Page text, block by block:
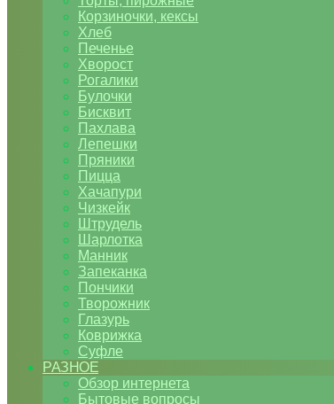
Корзиночки, кексы
Хлеб
Печенье
Хворост
Рогалики
Булочки
Бисквит
Пахлава
Лепешки
Пряники
Пицца
Хачапури
Чизкейк
Штрудель
Шарлотка
Манник
Запеканка
Пончики
Творожник
Глазурь
Коврижка
Суфле
РАЗНОЕ
Обзор интернета
Бытовые вопросы